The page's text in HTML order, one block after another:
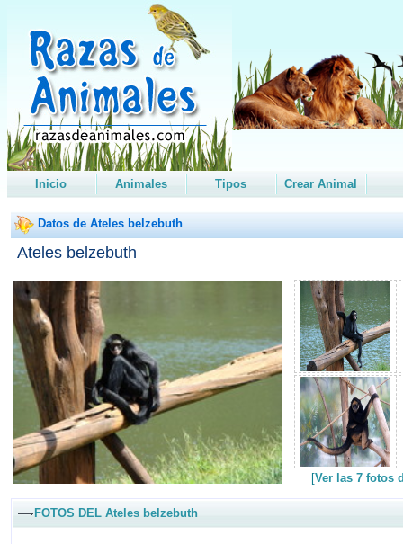
Inicio Animales Tipos Crear Animal
Datos de Ateles belzebuth
Ateles belzebuth
[Ver las 7 fotos
FOTOS DEL Ateles belzebuth